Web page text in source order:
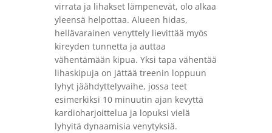
virrata ja lihakset lämpenevät, olo alkaa
yleensä helpottaa. Alueen hidas,
hellävarainen venyttely lievittää myös
kireyden tunnetta ja auttaa
vähentämään kipua. Yksi tapa vähentää
lihaskipuja on jättää treenin loppuun
lyhyt jäähdyttelyvaihe, jossa teet
esimerkiksi 10 minuutin ajan kevyttä
kardioharjoittelua ja lopuksi vielä
lyhyitä dynaamisia venytyksiä.